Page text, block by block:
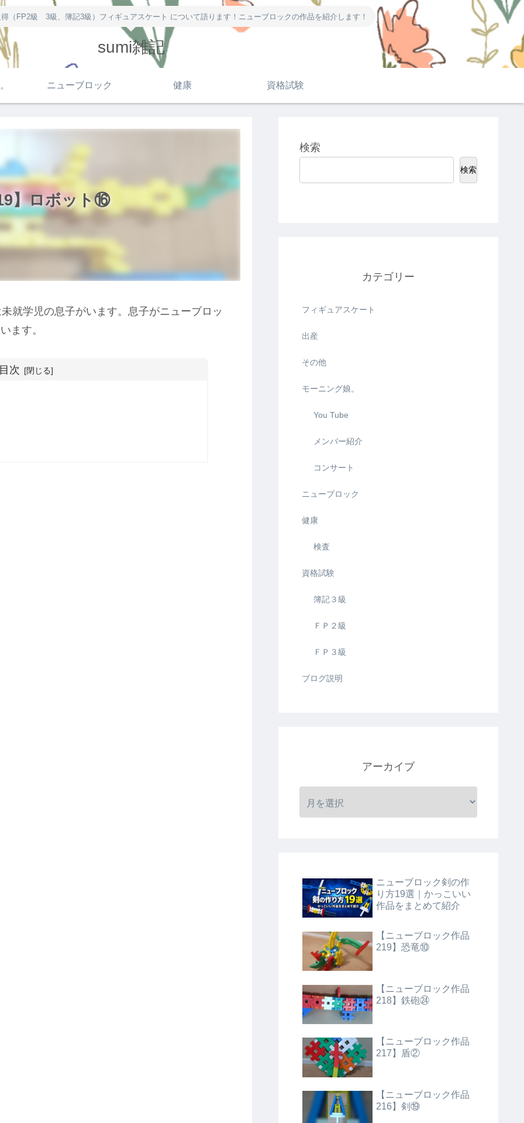
FP2級 3級、簿記3級）フィギュアスケート について語ります！ニューブロックの作品を紹介します！
sumi雑記
ニューブロック 健康 資格試験
】ロボット⑯
就学児の息子がいます。息子がニューブロッ
ます。
次
検索
検索
カテゴリー
フィギュアスケート
出産
その他
モーニング娘。
You Tube
メンバー紹介
コンサート
ニューブロック
健康
検査
資格試験
簿記３級
ＦＰ２級
ＦＰ３級
ブログ説明
アーカイブ
ニューブロック剣の作
り方19選｜かっこいい
作品をまとめて紹介
【ニューブロック作品
219】恐竜⑩
【ニューブロック作品
218】鉄砲㉔
【ニューブロック作品
217】盾②
【ニューブロック作品
216】剣⑲